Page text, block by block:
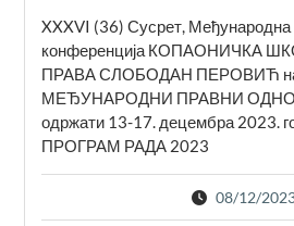
XXXVI (36) Сусрет, Међународна
конференција КОПАОНИЧКА
ПРАВА СЛОБОДАН ПЕРОВИЋ
МЕЂУНАРОДНИ ПРАВНИ
одржати 13-17. децембра 2023.
ПРОГРАМ РАДА 2023
08/12/